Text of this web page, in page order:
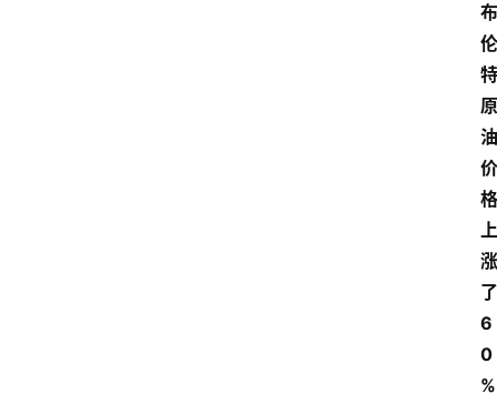
布
伦
特
原
油
价
格
上
涨
了
6
0
%